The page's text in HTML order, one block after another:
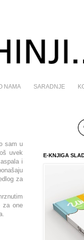
NAMA SARADNJE
sam u
uvek
i
za
za one
E-KNJIGA